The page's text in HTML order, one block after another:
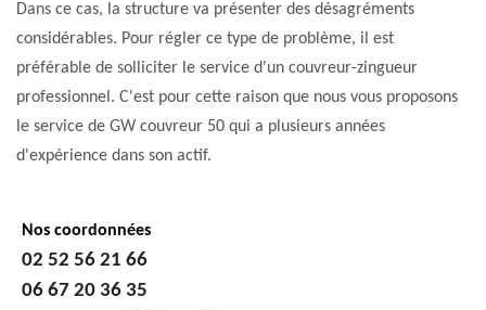
Dans ce cas, la structure va présenter des désagréments
considérables. Pour régler ce type de problème, il est
préférable de solliciter le service d'un couvreur-zingueur
professionnel. C'est pour cette raison que nous vous proposons
le service de GW couvreur 50 qui a plusieurs années
d'expérience dans son actif.
Nos coordonnées
02 52 56 21 66
06 67 20 36 35